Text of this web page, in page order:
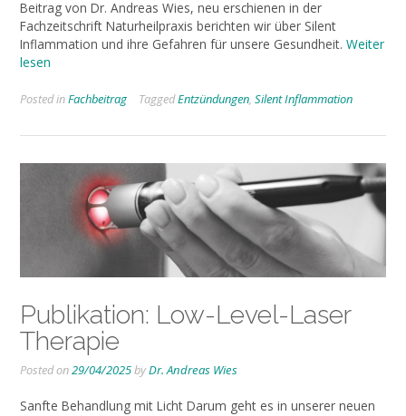
Beitrag von Dr. Andreas Wies, neu erschienen in der
Fachzeitschrift Naturheilpraxis berichten wir über Silent
Inflammation und ihre Gefahren für unsere Gesundheit. Weiter
lesen
Posted inFachbeitrag TaggedEntzündungen, Silent Inflammation
Publikation: Low-Level-Laser
Therapie
Posted on29/04/2025byDr. Andreas Wies
Sanfte Behandlung mit Licht Darum geht es in unserer neuen